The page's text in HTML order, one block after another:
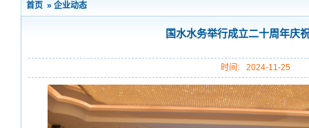
首页 » 企业动态
国水水务举行成立二十周年庆
时间: 2024-11-25